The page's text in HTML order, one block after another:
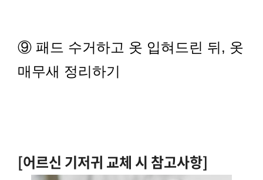
⑨ 패드 수거하고 옷 입혀드린 뒤, 옷
매무새 정리하기
[어르신 기저귀 교체 시 참고사항]